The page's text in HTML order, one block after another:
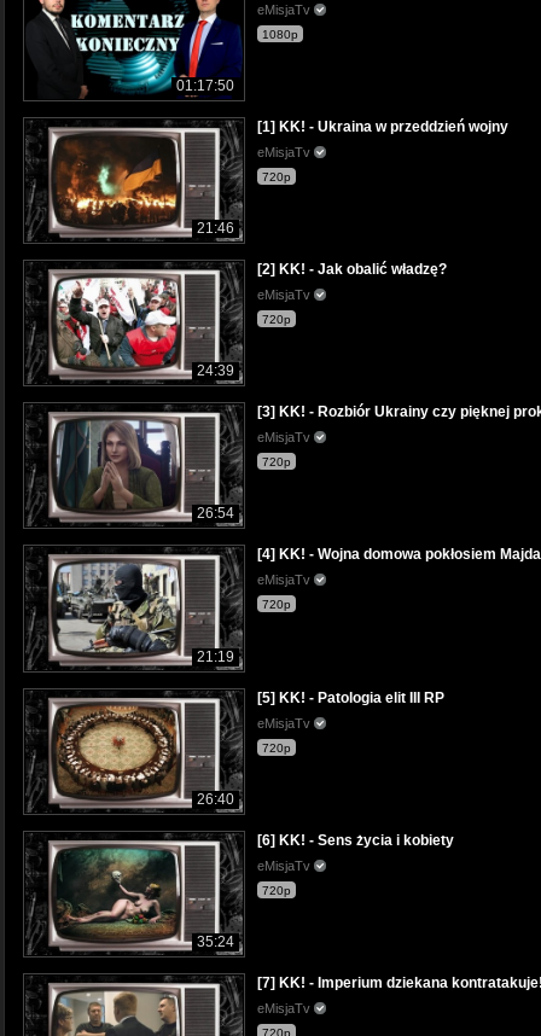
01:17:50
eMisjaTv
1080p
21:46
[1] KK! - Ukraina w przeddzień wojny
eMisjaTv
720p
24:39
[2] KK! - Jak obalić władzę?
eMisjaTv
720p
26:54
[3] KK! - Rozbiór Ukrainy czy pięknej
eMisjaTv
720p
21:19
[4] KK! - Wojna domowa pokłosiem
eMisjaTv
720p
26:40
[5] KK! - Patologia elit III RP
eMisjaTv
720p
35:24
[6] KK! - Sens życia i kobiety
eMisjaTv
720p
[7] KK! - Imperium dziekana kontratakuje!
eMisjaTv
720p